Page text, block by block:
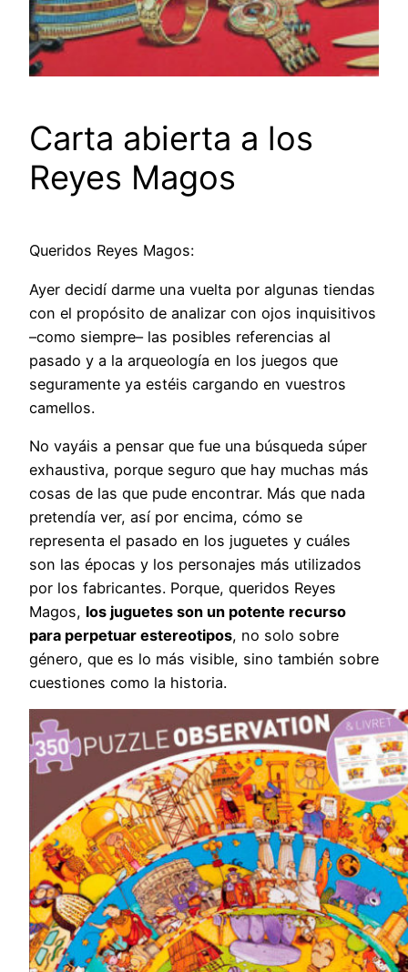
Carta abierta a los
Reyes Magos
Queridos Reyes Magos:
Ayer decidí darme una vuelta por algunas tiendas
con el propósito de analizar con ojos inquisitivos
–como siempre– las posibles referencias al
pasado y a la arqueología en los juegos que
seguramente ya estéis cargando en vuestros
camellos.
No vayáis a pensar que fue una búsqueda súper
exhaustiva, porque seguro que hay muchas más
cosas de las que pude encontrar. Más que nada
pretendía ver, así por encima, cómo se
representa el pasado en los juguetes y cuáles
son las épocas y los personajes más utilizados
por los fabricantes. Porque, queridos Reyes
Magos, los juguetes son un potente recurso
para perpetuar estereotipos, no solo sobre
género, que es lo más visible, sino también sobre
cuestiones como la historia.